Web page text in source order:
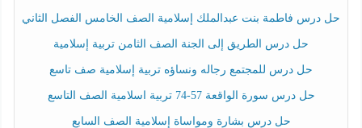
حل درس فاطمة بنت عبدالملك إسلامية الصف الخامس الفصل الثاني
حل درس الطريق إلى الجنة الصف الثامن تربية إسلامية
حل درس للمجتمع رجاله ونساؤه تربية إسلامية صف تاسع
حل درس سورة الواقعة 57-74 تربية اسلامية الصف التاسع
حل درس بشارة ومواساة إسلامية الصف السابع